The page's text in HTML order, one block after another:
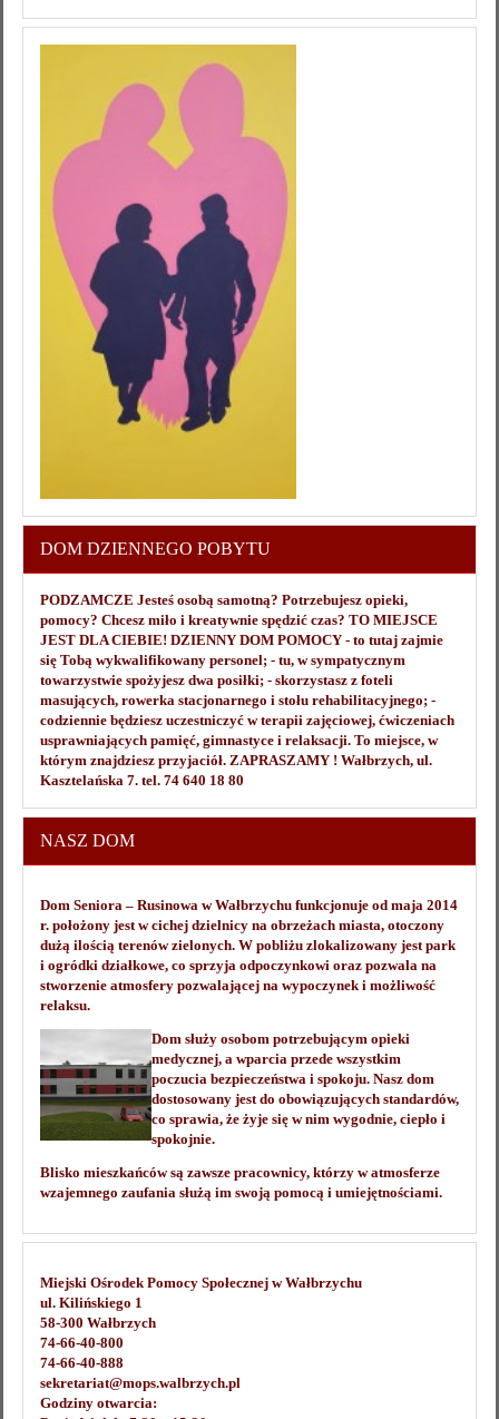
DOM DZIENNEGO POBYTU
PODZAMCZE Jesteś osobą samotną? Potrzebujesz opieki,
pomocy? Chcesz miło i kreatywnie spędzić czas? TO MIEJSCE
JEST DLA CIEBIE! DZIENNY DOM POMOCY - to tutaj zajmie
się Tobą wykwalifikowany personel; - tu, w sympatycznym
towarzystwie spożyjesz dwa posiłki; - skorzystasz z foteli
masujących, rowerka stacjonarnego i stołu rehabilitacyjnego; -
codziennie będziesz uczestniczyć w terapii zajęciowej, ćwiczeniach
usprawniających pamięć, gimnastyce i relaksacji. To miejsce, w
którym znajdziesz przyjaciół. ZAPRASZAMY ! Wałbrzych, ul.
Kasztelańska 7. tel. 74 640 18 80
NASZ DOM
Dom Seniora – Rusinowa w Wałbrzychu funkcjonuje od maja 2014
r. położony jest w cichej dzielnicy na obrzeżach miasta, otoczony
dużą ilością terenów zielonych. W pobliżu zlokalizowany jest park
i ogródki działkowe, co sprzyja odpoczynkowi oraz pozwala na
stworzenie atmosfery pozwalającej na wypoczynek i możliwość
relaksu.
Dom służy osobom potrzebującym opieki
medycznej, a wparcia przede wszystkim
poczucia bezpieczeństwa i spokoju. Nasz dom
dostosowany jest do obowiązujących standardów,
co sprawia, że żyje się w nim wygodnie, ciepło i
spokojnie.
Blisko mieszkańców są zawsze pracownicy, którzy w atmosferze
wzajemnego zaufania służą im swoją pomocą i umiejętnościami.
Miejski Ośrodek Pomocy Społecznej w Wałbrzychu
ul. Kilińskiego 1
58-300 Wałbrzych
74-66-40-800
74-66-40-888
sekretariat@mops.walbrzych.pl
Godziny otwarcia: